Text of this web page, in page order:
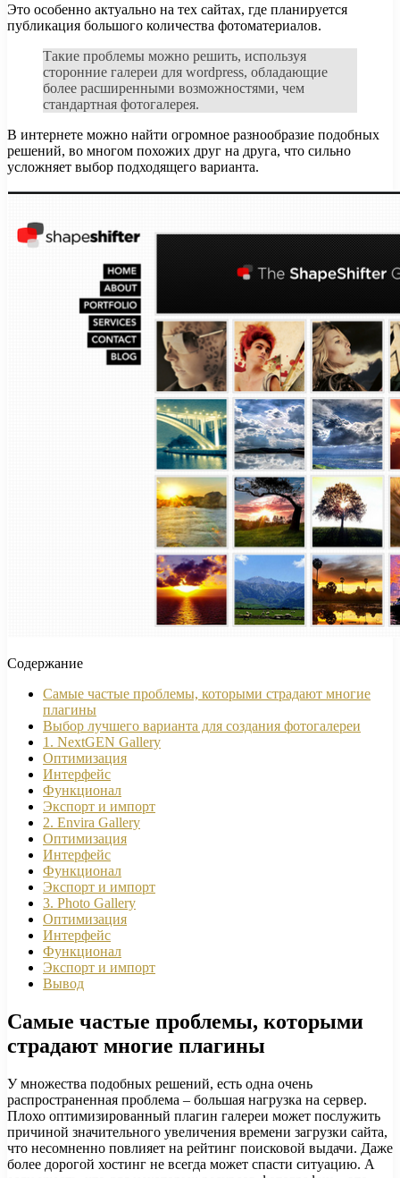
Это особенно актуально на тех сайтах, где планируется
публикация большого количества фотоматериалов.
Такие проблемы можно решить, используя
сторонние галереи для wordpress, обладающие
более расширенными возможностями, чем
стандартная фотогалерея.
В интернете можно найти огромное разнообразие подобных
решений, во многом похожих друг на друга, что сильно
усложняет выбор подходящего варианта.
Содержание
Самые частые проблемы, которыми страдают многие
плагины
Выбор лучшего варианта для создания фотогалереи
1. NextGEN Gallery
Оптимизация
Интерфейс
Функционал
Экспорт и импорт
2. Envira Gallery
Оптимизация
Интерфейс
Функционал
Экспорт и импорт
3. Photo Gallery
Оптимизация
Интерфейс
Функционал
Экспорт и импорт
Вывод
Самые частые проблемы, которыми
страдают многие плагины
У множества подобных решений, есть одна очень
распространенная проблема – большая нагрузка на сервер.
Плохо оптимизированный плагин галереи может послужить
причиной значительного увеличения времени загрузки сайта,
что несомненно повлияет на рейтинг поисковой выдачи. Даже
более дорогой хостинг не всегда может спасти ситуацию. А